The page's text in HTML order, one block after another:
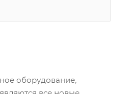
оборудование,